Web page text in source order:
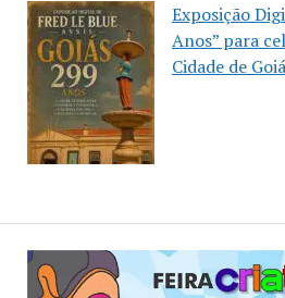
Exposição
Anos” para
Cidade de